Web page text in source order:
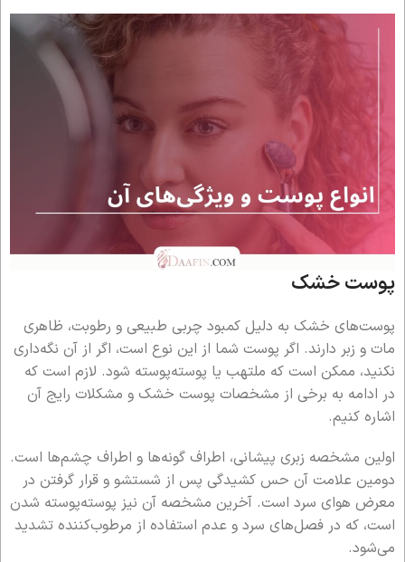
پوست خشک
پوست‌های خشک به دلیل کمبود چربی طبیعی و رطوبت، ظاهری
مات و زبر دارند. اگر پوست شما از این نوع است، اگر از آن نگه‌داری
نکنید، ممکن است که ملتهب یا پوسته‌پوسته شود. لازم است که
در ادامه به برخی از مشخصات پوست خشک و مشکلات رایج آن
اشاره کنیم.
اولین مشخصه زبری پیشانی، اطراف گونه‌ها و اطراف چشم‌ها است.
دومین علامت آن حس کشیدگی پس از شستشو و قرار گرفتن در
معرض هوای سرد است. آخرین مشخصه آن نیز پوسته‌پوسته شدن
است، که در فصل‌های سرد و عدم استفاده از مرطوب‌کننده تشدید
می‌شود.